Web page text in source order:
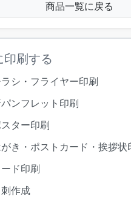
商品一覧に戻る
印刷する
シ・フライヤー印刷
ンフレット印刷
ター印刷
き・ポストカード・挨拶状
ード印刷
作成